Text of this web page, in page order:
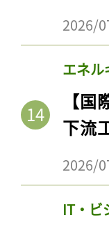
2026/
エネル
【
下流
2026/
IT・ビ